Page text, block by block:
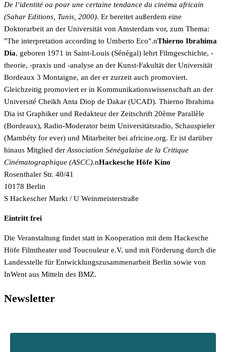
De l’identité ou pour une certaine tendance du cinéma africain
(Sahar Editions, Tunis, 2000). Er bereitet außerdem eine
Doktorarbeit an der Universität von Amsterdam vor, zum Thema:
"The interpretation according to Umberto Eco".nThierno Ibrahima
Dia, geboren 1971 in Saint-Louis (Sénégal) lehrt Filmgeschichte, -
theorie, -praxis und -analyse an der Kunst-Fakultät der Universität
Bordeaux 3 Montaigne, an der er zurzeit auch promoviert.
Gleichzeitig promoviert er in Kommunikationswissenschaft an der
Université Cheikh Anta Diop de Dakar (UCAD). Thierno Ibrahima
Dia ist Graphiker und Redakteur der Zeitschrift 20ème Parallèle
(Bordeaux), Radio-Moderator beim Universitätsradio, Schauspieler
(Mambéty for ever) und Mitarbeiter bei africine.org. Er ist darüber
hinaus Mitglied der Association Sénégalaise de la Critique
Cinématographique (ASCC).nHackesche Höfe Kino
Rosenthaler Str. 40/41
10178 Berlin
S Hackescher Markt / U Weinmeisterstraße
Eintritt frei
Die Veranstaltung findet statt in Kooperation mit dem Hackesche
Höfe Filmtheater und Toucouleur e.V. und mit Förderung durch die
Landesstelle für Entwicklungszusammenarbeit Berlin sowie von
InWent aus Mitteln des BMZ.
Newsletter